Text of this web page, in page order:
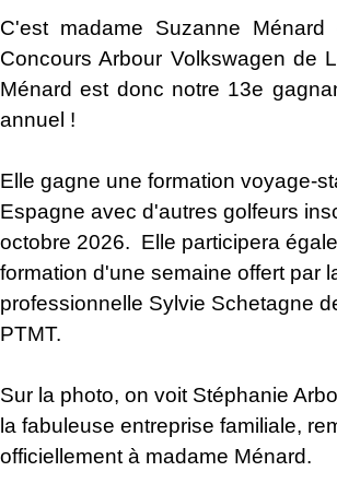
C'est madame Suzanne
ConcoursArbour Volkswagen de
Ménard est donc notre 13e
annuel !
Elle gagne une formation voyage-
Espagne avec d'autres golfeurs
octobre 2026. Elle participera
formation d'une semaine offert par
professionnelle Sylvie Schetagne
PTMT.
Sur la photo, on voit Stéphanie
la fabuleuse entreprise familiale,
officiellement à madame Ménard.